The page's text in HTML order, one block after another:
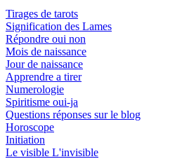
Tirages de tarots
Signification des Lames
Répondre oui non
Mois de naissance
Jour de naissance
Apprendre a tirer
Numerologie
Spiritisme oui-ja
Questions réponses sur le blog
Horoscope
Initiation
Le visible L'invisible